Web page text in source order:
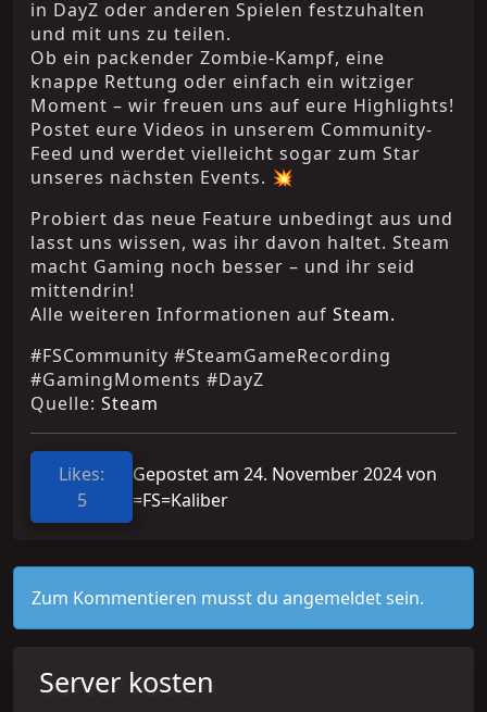
in DayZ oder anderen Spielen festzuhalten
und mit uns zu teilen.
Ob ein packender Zombie-Kampf, eine
knappe Rettung oder einfach ein witziger
Moment – wir freuen uns auf eure Highlights!
Postet eure Videos in unserem Community-
Feed und werdet vielleicht sogar zum Star
unseres nächsten Events. 💥
Probiert das neue Feature unbedingt aus und
lasst uns wissen, was ihr davon haltet. Steam
macht Gaming noch besser – und ihr seid
mittendrin!
Alle weiteren Informationen auf Steam.
#FSCommunity #SteamGameRecording
#GamingMoments #DayZ
Quelle: Steam
Likes:
5
Gepostet am 24. November 2024 von
=FS=Kaliber
Zum Kommentieren musst du angemeldet sein.
Server kosten